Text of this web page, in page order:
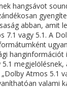
hangsávot
abban, amit
7.1 vagy 5.1. A
hanginformációt
megjelölésnek,
Atmos 5.1
valami